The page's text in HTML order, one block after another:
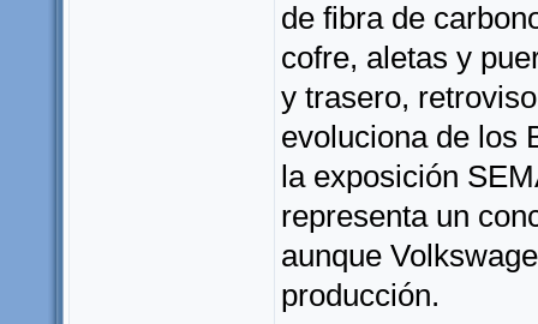
de fibra de
cofre, aletas y
y trasero,
evoluciona de los
la exposición
representa un
aunque
producción.